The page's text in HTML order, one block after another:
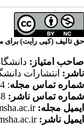
حق تالیف (کپی رایت)
صاحب امتیاز:
ناشر: انتشارات
شماره تماس مجله: 08138380924
شماره تماس ناشر:
ایمیل مجله: s_journal@umsha.ac.ir
ایمیل ناشر: journals@umsha.ac.ir